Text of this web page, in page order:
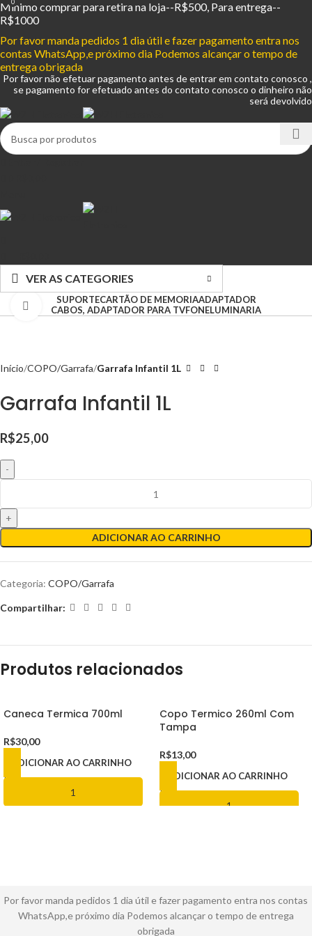
Mínimo comprar para retira na loja--R$500, Para entrega--
R$1000
Por favor manda pedidos 1 dia útil e fazer pagamento entra nos
contas WhatsApp,e próximo dia Podemos alcançar o tempo de
entrega obrigada
Por favor não efetuar pagamento antes de entrar em contato conosco ,
se pagamento for efetuado antes do contato conosco o dinheiro não
será devolvido
0
VER AS CATEGORIES
SUPORTECARTÃO DE MEMORIAADAPTADOR
CABOS, ADAPTADOR PARA TVFONELUMINARIA
Clique para ampliar
Início COPO/Garrafa Garrafa Infantil 1L
Garrafa Infantil 1L
R$25,00
ADICIONAR AO CARRINHO
Categoria: COPO/Garrafa
Compartilhar:
Produtos relacionados
Caneca Termica 700ml
R$30,00
ADICIONAR AO CARRINHO
Copo Termico 260ml Com
Tampa
R$13,00
ADICIONAR AO CARRINHO
Por favor manda pedidos 1 dia útil e fazer pagamento entra nos contas
WhatsApp,e próximo dia Podemos alcançar o tempo de entrega
obrigada